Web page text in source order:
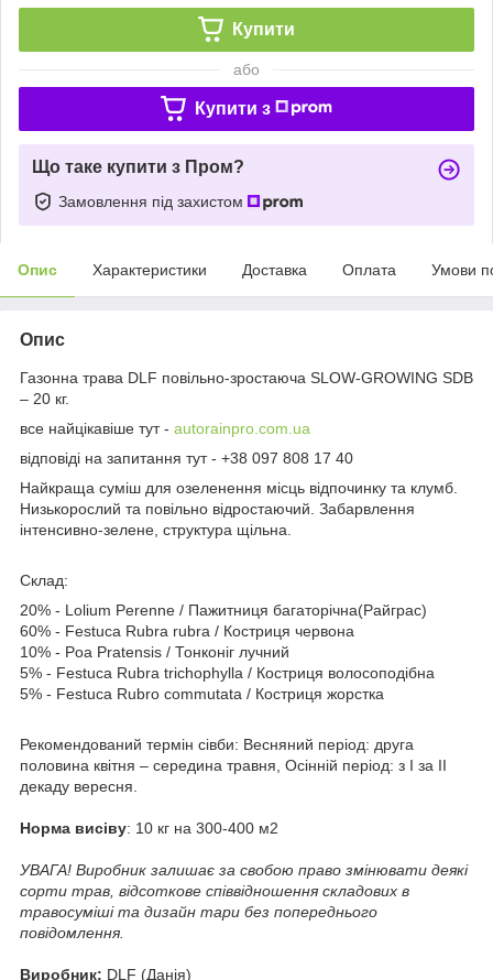
Купити
або
Купити з
Що таке купити з Пром?
Замовлення під захистом
Опис Характеристики Доставка Оплата Умови
Опис
Газонна трава DLF повільно-зростаюча SLOW-GROWING SDB
– 20 кг.
все найцікавіше тут - autorainpro.com.ua
відповіді на запитання тут - +38 097 808 17 40
Найкраща суміш для озеленення місць відпочинку та клумб.
Низькорослий та повільно відростаючий. Забарвлення
інтенсивно-зелене, структура щільна.
Склад:
20% - Lolium Perenne / Пажитниця багаторічна(Райграс)
60% - Festuca Rubra rubra / Костриця червона
10% - Poa Pratensis / Тонконіг лучний
5% - Festuca Rubra trichophylla / Костриця волосоподібна
5% - Festuca Rubro commutata / Костриця жорстка
Рекомендований термін сівби: Весняний період: друга
половина квітня – середина травня, Осінній період: з I за II
декаду вересня.
Норма висіву: 10 кг на 300-400 м2
УВАГА! Виробник залишає за свобою право змінювати деякі
сорти трав, відсоткове співвідношення складових в
травосуміші та дизайн тари без попереднього
повідомлення.
Виробник: DLF (Данія)